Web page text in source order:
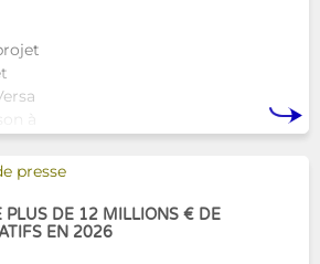
à
et
presse
PLUS DE 12 MILLIONS € DE
EN 2026